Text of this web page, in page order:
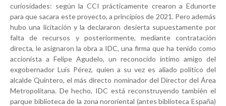
curiosidades: según la CCI prácticamente crearon a Edunorte
para que sacara este proyecto, a principios de 2021. Pero además
hubo una licitación y la declararon desierta supuestamente por
falta de recursos y posteriormente, mediante contratación
directa, le asignaron la obra a IDC, una firma que ha tenido como
accionista a Felipe Agudelo, un reconocido íntimo amigo del
exgobernador Luis Pérez, quien a su vez es aliado político del
alcalde Quintero, el más directo nominador del Director del Área
Metropolitana. De hecho, IDC está reconstruyendo también el
parque biblioteca de la zona nororiental (antes biblioteca España)